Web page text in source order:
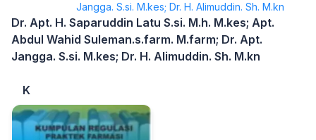
Jangga. S.si. M.kes; Dr. H. Alimuddin. Sh. M.kn
Dr. Apt. H. Saparuddin Latu S.si. M.h. M.kes; Apt.
Abdul Wahid Suleman.s.farm. M.farm; Dr. Apt.
Jangga. S.si. M.kes; Dr. H. Alimuddin. Sh. M.kn
K